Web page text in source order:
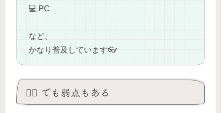
💻 PC
など、
かなり普及しています👓
😵‍💫 でも弱点もある